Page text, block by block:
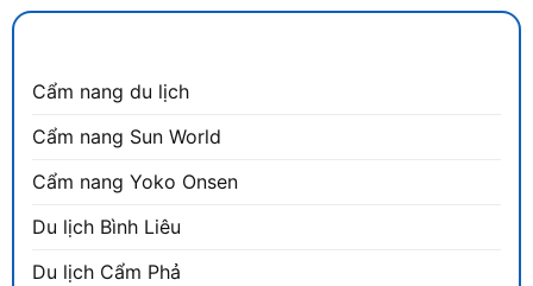
Cẩm nang du lịch
Cẩm nang Sun World
Cẩm nang Yoko Onsen
Du lịch Bình Liêu
Du lịch Cẩm Phả